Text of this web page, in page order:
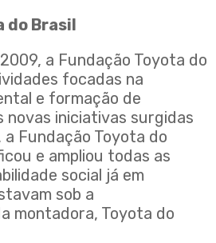
do Brasil
a Fundação Toyota do
focadas na
e formação de
novas iniciativas surgidas
Fundação Toyota do
e ampliou todas as
social já em
sob a
montadora, Toyota do